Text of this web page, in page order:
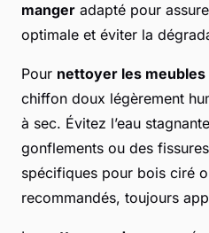
manger adapté pour
optimale et éviter la
Pour nettoyer les meubles
chiffon doux légèrement
à sec. Évitez l’eau
gonflements ou des
spécifiques pour bois ciré
recommandés, toujours